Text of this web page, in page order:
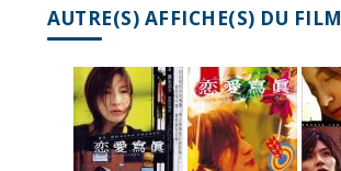
AUTRE(S) AFFICHE(S) DU FILM